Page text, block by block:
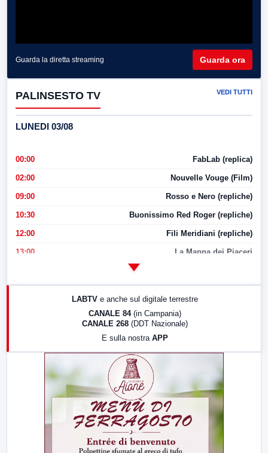
Guarda la diretta streaming Guarda ora
PALINSESTO TV VEDI TUTTI
LUNEDI 03/08
00:00 FabLab (replica)
02:00 Nouvelle Vouge (Film)
09:00 Rosso e Nero (repliche)
10:30 Buonissimo Red Roger (repliche)
12:00 Fili Meridiani (repliche)
13:00 La Mappa dei Piaceri
LABTV e anche sul digitale terrestre
CANALE 84 (in Campania)
CANALE 268 (DDT Nazionale)
E sulla nostra APP